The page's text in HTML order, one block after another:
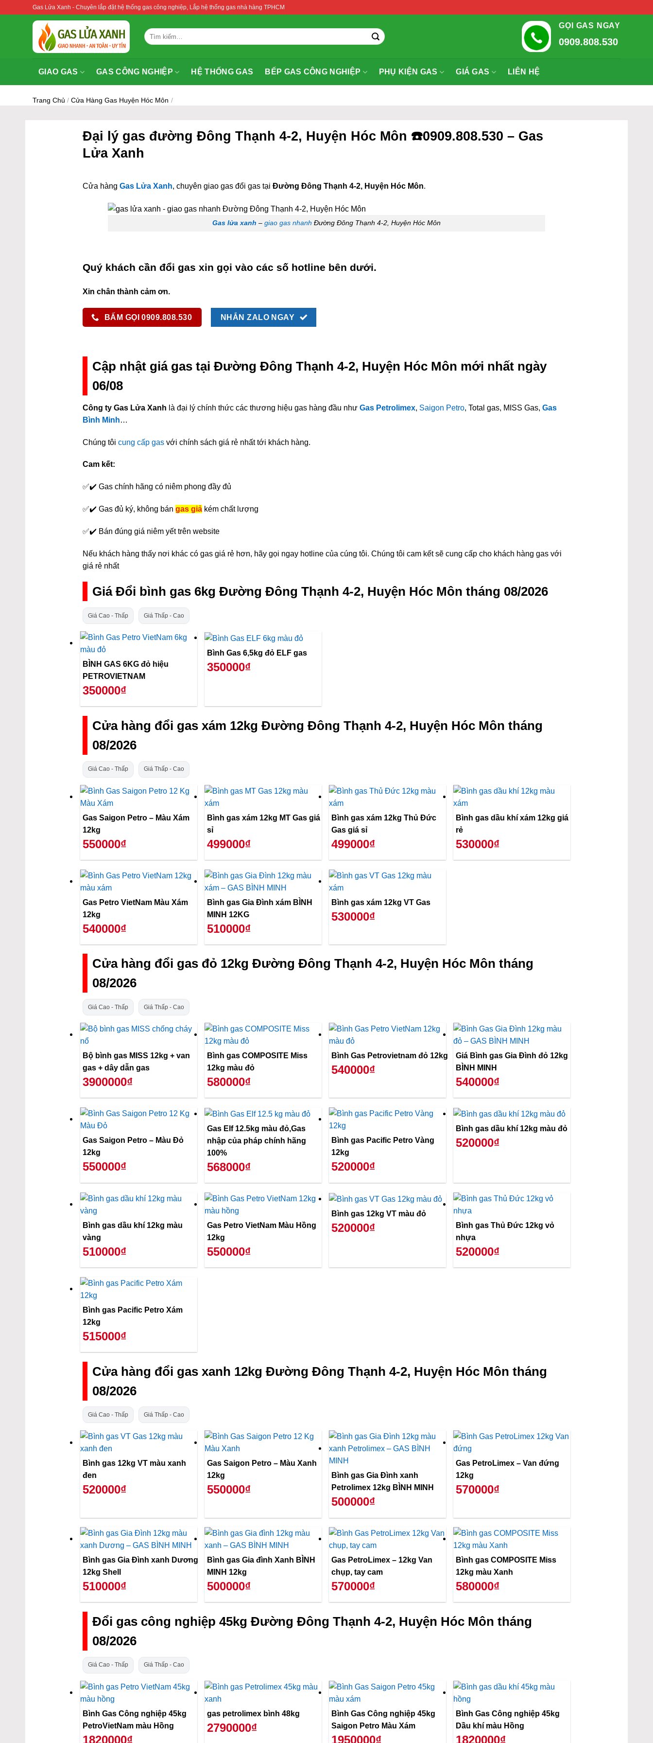
Gas Lửa Xanh - Chuyên lắp đặt hệ thống gas công nghiệp, Lắp hệ thống gas nhà hàng TPHCM
Tìm
kiếm:
GỌI GAS NGAY
0909.808.530
GIAO GAS GAS CÔNG NGHIỆP HỆ THỐNG GAS BẾP GAS CÔNG NGHIỆP PHỤ KIỆN GAS GIÁ GAS LIÊN HỆ
Trang Chủ / Cửa Hàng Gas Huyện Hóc Môn /
Đại lý gas đường Đông Thạnh 4-2, Huyện Hóc Môn ☎️0909.808.530 – Gas
Lửa Xanh
Cửa hàngGas Lửa Xanh, chuyên giao gas đổi gas tạiĐường Đông Thạnh 4-2, Huyện Hóc Môn.
Gas lửa xanh – giao gas nhanh Đường Đông Thạnh 4-2, Huyện Hóc Môn
Quý khách cần đổi gas xin gọi vào các số hotline bên dưới.
Xin chân thành cảm ơn.
BẤM GỌI 0909.808.530 NHẮN ZALO NGAY
Cập nhật giá gas tại Đường Đông Thạnh 4-2, Huyện Hóc Môn mới nhất ngày
06/08
Công ty Gas Lửa Xanh là đại lý chính thức các thương hiệu gas hàng đầu nhưGas Petrolimex, Saigon Petro, Total gas, MISS Gas,Gas
Bình Minh…
Chúng tôicung cấp gas với chính sách giá rẻ nhất tới khách hàng.
Cam kết:
✅✔️ Gas chính hãng có niêm phong đầy đủ
✅✔️ Gas đủ ký, không bángas giả kém chất lượng
✅✔️ Bán đúng giá niêm yết trên website
Nếu khách hàng thấy nơi khác có gas giá rẻ hơn, hãy gọi ngay hotline của cúng tôi. Chúng tôi cam kết sẽ cung cấp cho khách hàng gas với
giá rẻ nhất
Giá Đổi bình gas 6kg Đường Đông Thạnh 4-2, Huyện Hóc Môn tháng 08/2026
Giá Cao - Thấp Giá Thấp - Cao
BÌNH GAS 6KG đỏ hiệu
PETROVIETNAM
350000₫
Bình Gas 6,5kg đỏ ELF gas
350000₫
Cửa hàng đổi gas xám 12kg Đường Đông Thạnh 4-2, Huyện Hóc Môn tháng
08/2026
Giá Cao - Thấp Giá Thấp - Cao
Gas Saigon Petro – Màu Xám
12kg
550000₫
Bình gas xám 12kg MT Gas giá
sỉ
499000₫
Bình gas xám 12kg Thủ Đức
Gas giá sỉ
499000₫
Bình gas dầu khí xám 12kg giá
rẻ
530000₫
Gas Petro VietNam Màu Xám
12kg
540000₫
Bình gas Gia Đình xám BÌNH
MINH 12KG
510000₫
Bình gas xám 12kg VT Gas
530000₫
Cửa hàng đổi gas đỏ 12kg Đường Đông Thạnh 4-2, Huyện Hóc Môn tháng
08/2026
Giá Cao - Thấp Giá Thấp - Cao
Bộ bình gas MISS 12kg + van
gas + dây dẫn gas
3900000₫
Bình gas COMPOSITE Miss
12kg màu đỏ
580000₫
Bình Gas Petrovietnam đỏ 12kg
540000₫
Giá Bình gas Gia Đình đỏ 12kg
BÌNH MINH
540000₫
Gas Saigon Petro – Màu Đỏ
12kg
550000₫
Gas Elf 12.5kg màu đỏ,Gas
nhập của pháp chính hãng
100%
568000₫
Bình gas Pacific Petro Vàng
12kg
520000₫
Bình gas dầu khí 12kg màu đỏ
520000₫
Bình gas dầu khí 12kg màu
vàng
510000₫
Gas Petro VietNam Màu Hồng
12kg
550000₫
Bình gas 12kg VT màu đỏ
520000₫
Bình gas Thủ Đức 12kg vỏ
nhựa
520000₫
Bình gas Pacific Petro Xám
12kg
515000₫
Cửa hàng đổi gas xanh 12kg Đường Đông Thạnh 4-2, Huyện Hóc Môn tháng
08/2026
Giá Cao - Thấp Giá Thấp - Cao
Bình gas 12kg VT màu xanh
đen
520000₫
Gas Saigon Petro – Màu Xanh
12kg
550000₫
Bình gas Gia Đình xanh
Petrolimex 12kg BÌNH MINH
500000₫
Gas PetroLimex – Van đứng
12kg
570000₫
Bình gas Gia Đình xanh Dương
12kg Shell
510000₫
Bình gas Gia đình Xanh BÌNH
MINH 12kg
500000₫
Gas PetroLimex – 12kg Van
chụp, tay cam
570000₫
Bình gas COMPOSITE Miss
12kg màu Xanh
580000₫
Đổi gas công nghiệp 45kg Đường Đông Thạnh 4-2, Huyện Hóc Môn tháng
08/2026
Giá Cao - Thấp Giá Thấp - Cao
Bình Gas Công nghiệp 45kg
PetroVietNam màu Hồng
1820000₫
gas petrolimex bình 48kg
2790000₫
Bình Gas Công nghiệp 45kg
Saigon Petro Màu Xám
1950000₫
Bình Gas Công nghiệp 45kg
Dầu khí màu Hồng
1820000₫